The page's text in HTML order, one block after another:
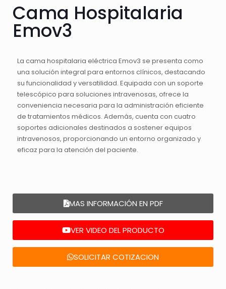
Cama Hospitalaria
Emov3
La cama hospitalaria eléctrica Emov3 se presenta como
una solución integral para entornos clínicos, destacando
su funcionalidad y versatilidad. Equipada con un soporte
telescópico para soluciones intravenosas, ofrece la
conveniencia necesaria para la administración eficiente
de tratamientos médicos. Además, cuenta con cuatro
soportes adicionales destinados a sostener equipos
intravenosos, proporcionando un entorno organizado y
eficaz para la atención del paciente.
MAS INFORMACIÓN EN PDF
VER VIDEO DEL PRODUCTO
SOLICITAR COTIZACION